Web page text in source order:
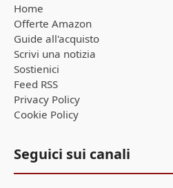
Home
Offerte Amazon
Guide all'acquisto
Scrivi una notizia
Sostienici
Feed RSS
Privacy Policy
Cookie Policy
Seguici sui canali